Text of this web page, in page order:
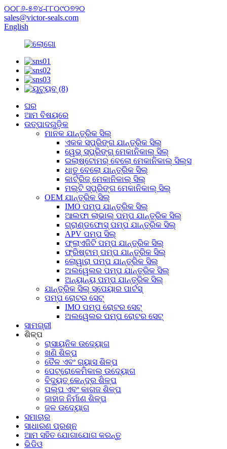
୦୦୮୬-୫୭୪-୮୮୦୯୦୭୨୦
sales@victor-seals.com
English
ଘର
ଆମ ବିଷୟରେ
ଉତ୍ପାଦଗୁଡ଼ିକ
ମାନକ ଯାନ୍ତ୍ରିକ ସିଲ୍
ଏକକ ସ୍ପ୍ରିଙ୍ଗ ଯାନ୍ତ୍ରିକ ସିଲ୍
ୱେଭ୍ ସ୍ପ୍ରିଙ୍ଗ୍ ମେକାନିକାଲ୍ ସିଲ୍
ଇଲାଷ୍ଟୋମର୍ ବେଲୋ ମେକାନିକାଲ୍ ସିଲ୍ସ
ଧାତୁ ବେଲୋ ଯାନ୍ତ୍ରିକ ସିଲ୍
କାର୍ଟ୍ରିଜ୍ ମେକାନିକାଲ୍ ସିଲ୍
ମଲ୍ଟି ସ୍ପ୍ରିଙ୍ଗ ମେକାନିକାଲ୍ ସିଲ୍
OEM ଯାନ୍ତ୍ରିକ ସିଲ୍
IMO ପମ୍ପ ଯାନ୍ତ୍ରିକ ସିଲ୍
ଆଲଫା ଲାଭାଲ୍ ପମ୍ପ ଯାନ୍ତ୍ରିକ ସିଲ୍
ଗ୍ରାଣ୍ଡଫୋସ୍ ପମ୍ପ ଯାନ୍ତ୍ରିକ ସିଲ୍
APV ପମ୍ପ ସିଲ୍
ଫ୍ଲାଏଜିଟି ପମ୍ପ ଯାନ୍ତ୍ରିକ ସିଲ୍
ଫ୍ରିଷ୍ଟାମ୍ ପମ୍ପ ଯାନ୍ତ୍ରିକ ସିଲ୍
ଲୋୱାରା ପମ୍ପ ଯାନ୍ତ୍ରିକ ସିଲ୍
ଅଲୱେଲର ପମ୍ପ ଯାନ୍ତ୍ରିକ ସିଲ୍
ଅନ୍ୟାନ୍ୟ ପମ୍ପ ଯାନ୍ତ୍ରିକ ସିଲ୍
ଯାନ୍ତ୍ରିକ ସିଲ୍ ସ୍ପେୟାର ପାର୍ଟସ୍
ପମ୍ପ ରୋଟର ସେଟ୍
IMO ପମ୍ପ ରୋଟର ସେଟ୍
ଅଲୱେଲର ପମ୍ପ ରୋଟର ସେଟ୍
ସାମଗ୍ରୀ
ଶିଳ୍ପ
ରାସାୟନିକ ଉଦ୍ୟୋଗ
ଖଣି ଶିଳ୍ପ
ତୈଳ ଏବଂ ଗ୍ୟାସ ଶିଳ୍ପ
ପେଟ୍ରୋକେମିକାଲ୍ ଉଦ୍ୟୋଗ
ବିଦ୍ୟୁତ୍ କେନ୍ଦ୍ର ଶିଳ୍ପ
ପଲ୍ପ ଏବଂ କାଗଜ ଶିଳ୍ପ
ଜାହାଜ ନିର୍ମାଣ ଶିଳ୍ପ
ଜଳ ଉଦ୍ୟୋଗ
ସମାଚାର
ସାଧାରଣ ପ୍ରଶ୍ନ
ଆମ ସହିତ ଯୋଗାଯୋଗ କରନ୍ତୁ
ଭିଡିଓ